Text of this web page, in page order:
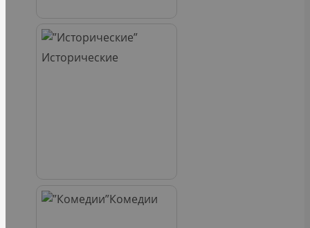
Исторические
Комедии